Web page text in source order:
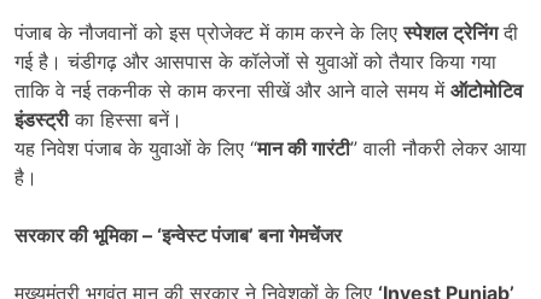
पंजाब के नौजवानों को इस प्रोजेक्ट में काम करने के लिएस्पेशल ट्रेनिंगदी
गई है। चंडीगढ़ और आसपास के कॉलेजों से युवाओं को तैयार किया गया
ताकि वे नई तकनीक से काम करना सीखें और आने वाले समय में ऑटोमोटिव
इंडस्ट्रीका हिस्सा बनें।
यह निवेश पंजाब के युवाओं के लिए “मान की गारंटी” वाली नौकरी लेकर आया
है।
सरकार की भूमिका– ‘इन्वेस्ट पंजाब’बना गेमचेंजर
मुख्यमंत्री भगवंत मान की सरकार ने निवेशकों के लिए ‘Invest Punjab’